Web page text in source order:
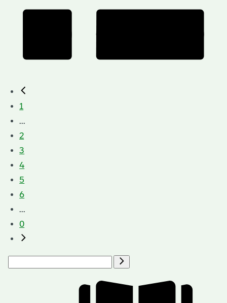
1
...
2
3
4
5
6
...
0